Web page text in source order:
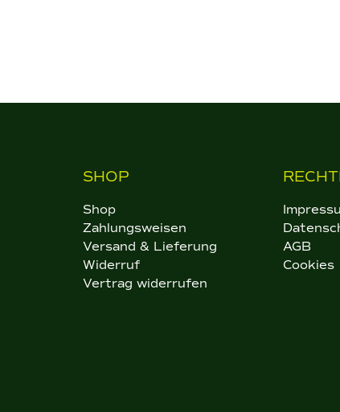
SHOP
Shop
Zahlungsweisen
Versand & Lieferung
Widerruf
Vertrag widerrufen
AGB
Cookies